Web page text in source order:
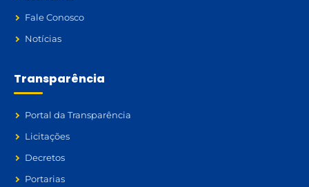
Fale Conosco
Notícias
Transparência
Portal da Transparência
Licitações
Decretos
Portarias